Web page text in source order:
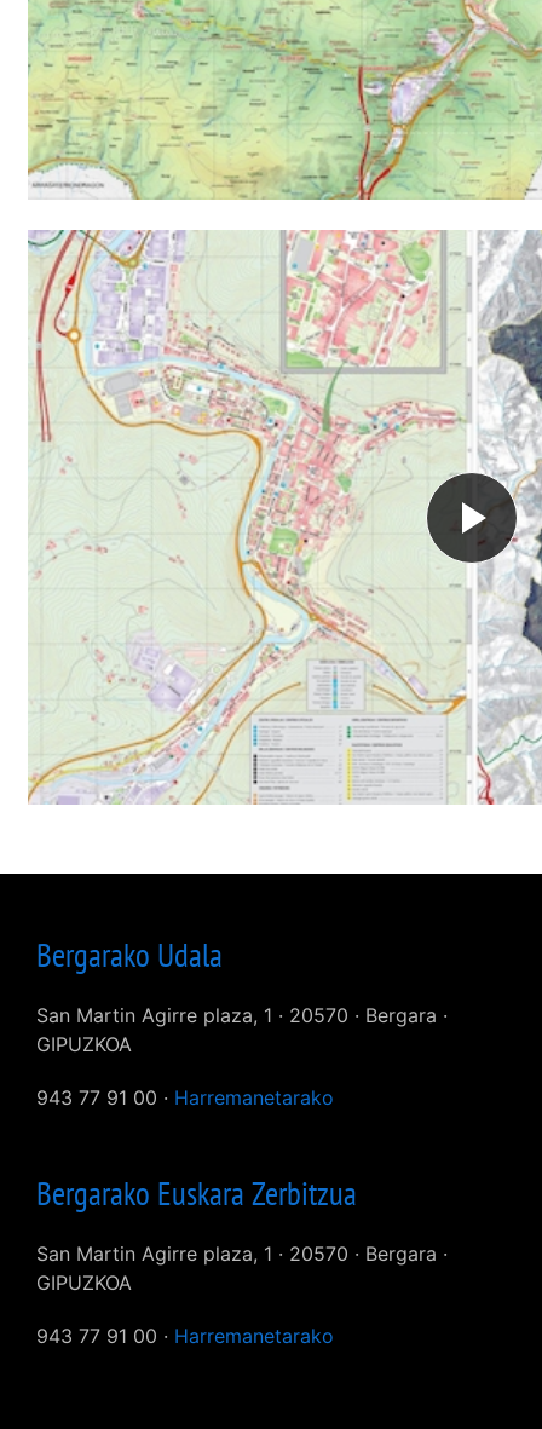
Bergarako Udala
San Martin Agirre plaza, 1 · 20570 · Bergara ·
GIPUZKOA
943 77 91 00 · Harremanetarako
Bergarako Euskara Zerbitzua
San Martin Agirre plaza, 1 · 20570 · Bergara ·
GIPUZKOA
943 77 91 00 · Harremanetarako